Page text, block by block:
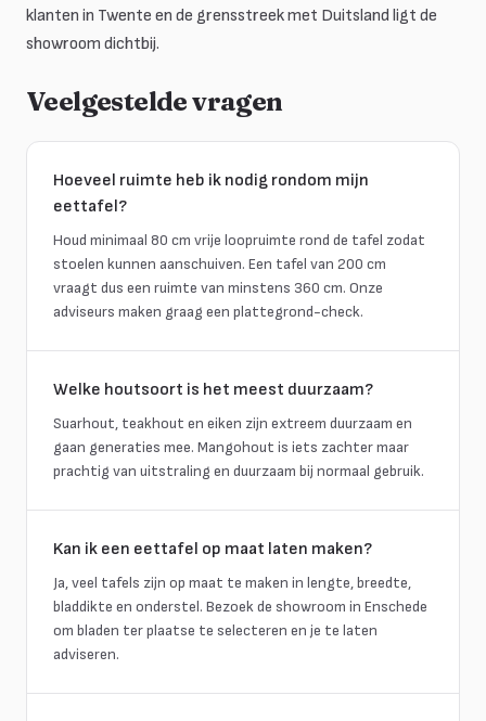
klanten in Twente en de grensstreek met Duitsland ligt de
showroom dichtbij.
Veelgestelde vragen
Hoeveel ruimte heb ik nodig rondom mijn
eettafel?
Houd minimaal 80 cm vrije loopruimte rond de tafel zodat
stoelen kunnen aanschuiven. Een tafel van 200 cm
vraagt dus een ruimte van minstens 360 cm. Onze
adviseurs maken graag een plattegrond-check.
Welke houtsoort is het meest duurzaam?
Suarhout, teakhout en eiken zijn extreem duurzaam en
gaan generaties mee. Mangohout is iets zachter maar
prachtig van uitstraling en duurzaam bij normaal gebruik.
Kan ik een eettafel op maat laten maken?
Ja, veel tafels zijn op maat te maken in lengte, breedte,
bladdikte en onderstel. Bezoek de showroom in Enschede
om bladen ter plaatse te selecteren en je te laten
adviseren.